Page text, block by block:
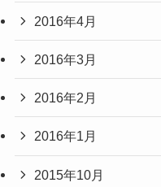
2016年4月
2016年3月
2016年2月
2016年1月
2015年10月